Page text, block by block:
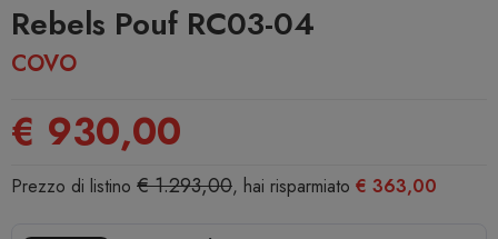
Rebels Pouf RC03-04
COVO
€ 930,00
Prezzo di listino € 1.293,00, hai risparmiato € 363,00